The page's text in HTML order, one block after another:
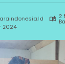
2
2024